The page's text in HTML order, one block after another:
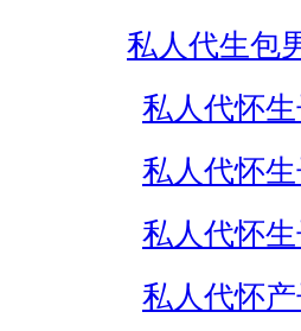
私人代生包
私人代怀
私人代怀
私人代怀
私人代怀